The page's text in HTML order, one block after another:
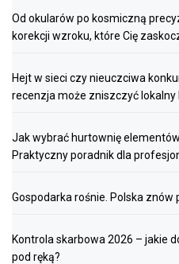
Od okularów po kosmiczną
korekcji wzroku, które Cię
Hejt w sieci czy nieuczciwa
recenzja może zniszczyć lokalny
Jak wybrać hurtownię
Praktyczny poradnik dla
Gospodarka rośnie. Polska
Kontrola skarbowa 2026 – jakie
pod ręką?